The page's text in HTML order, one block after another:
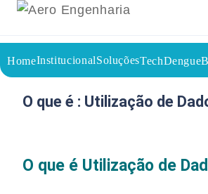
HomeInstitucionalSoluçõesTechDengue
Voltar a página inicial do blog
O que é : Utilização de
O que é Utilização de